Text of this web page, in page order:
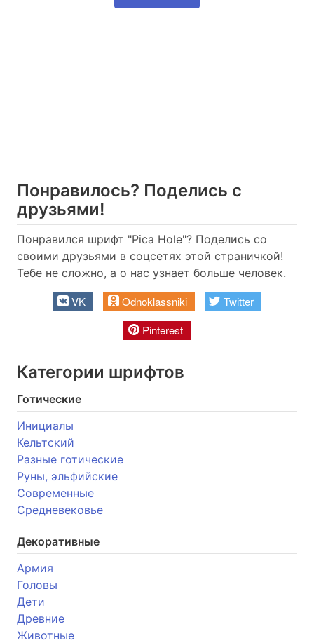
Понравилось? Поделись с
друзьями!
Понравился шрифт "Pica Hole"? Поделись со
своими друзьями в соцсетях этой страничкой!
Тебе не сложно, а о нас узнает больше человек.
VK Odnoklassniki
Twitter
Pinterest
Категории шрифтов
Готические
Инициалы
Кельтский
Разные готические
Руны, эльфийские
Современные
Средневековье
Декоративные
Армия
Головы
Дети
Древние
Животные